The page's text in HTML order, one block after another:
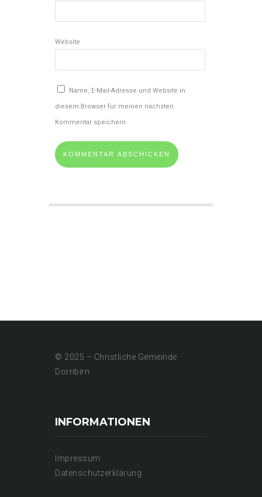
Website
Name, E-Mail-Adresse und Website in
diesem Browser für meinen nächsten
Kommentar speichern.
© 2025 – Christliche Gemeinde
Dornbirn
INFORMATIONEN
Impressum
Datenschutzerklärung